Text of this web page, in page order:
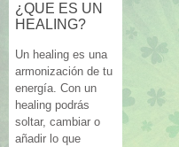
¿QUE ES UN
HEALING?
Un healing es una
armonización de tu
energía. Con un
healing podrás
soltar, cambiar o
añadir lo que